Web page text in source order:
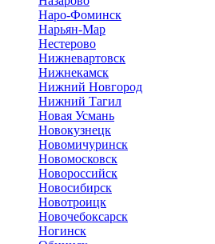
Наро-Фоминск
Нарьян-Мар
Нестерово
Нижневартовск
Нижнекамск
Нижний Новгород
Нижний Тагил
Новая Усмань
Новокузнецк
Новомичуринск
Новомосковск
Новороссийск
Новосибирск
Новотроицк
Новочебоксарск
Ногинск